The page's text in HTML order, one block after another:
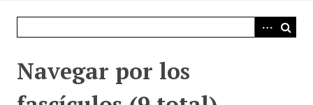
Navegar por los